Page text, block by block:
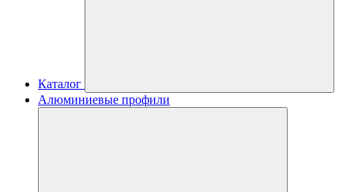
Каталог
Алюминиевые профили